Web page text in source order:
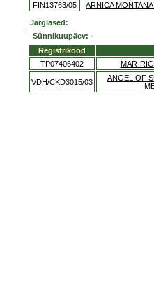
FIN13763/05
ARNICA
Järglased:
Sünnikuupäev: -
Registrikood
TP07406402
MAR-
VDH/CKD3015/03
ANGEL OF